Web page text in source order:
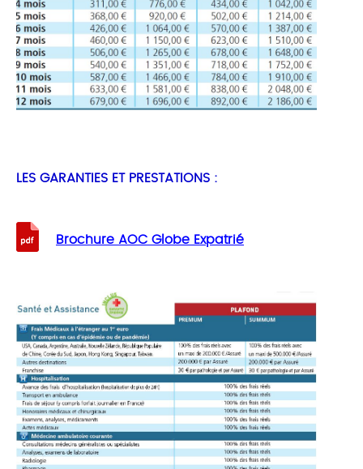
LES GARANTIES ET PRESTATIONS :
Brochure AOC Globe Expatrié